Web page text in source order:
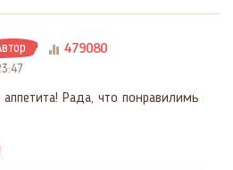
479080
Рада, что понравилимь